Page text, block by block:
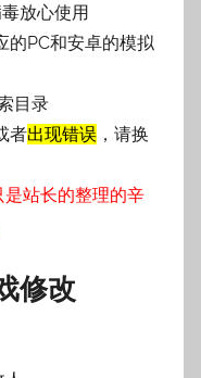
放心使用
的PC和安卓的模拟
目录
者出现错误 ，请换
站长的整理的辛
修改